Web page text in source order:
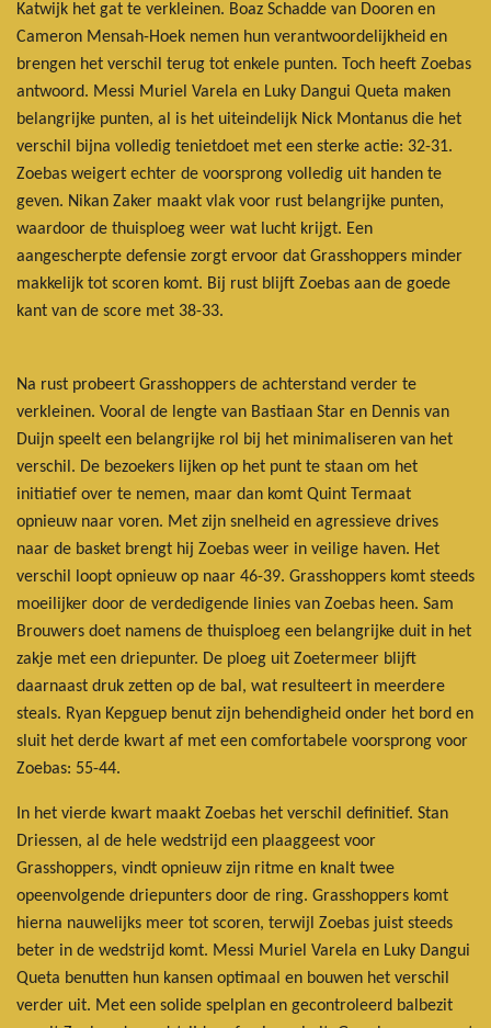
Katwijk het gat te verkleinen. Boaz Schadde van Dooren en
Cameron Mensah-Hoek nemen hun verantwoordelijkheid en
brengen het verschil terug tot enkele punten. Toch heeft Zoebas
antwoord. Messi Muriel Varela en Luky Dangui Queta maken
belangrijke punten, al is het uiteindelijk Nick Montanus die het
verschil bijna volledig tenietdoet met een sterke actie: 32-31.
Zoebas weigert echter de voorsprong volledig uit handen te
geven. Nikan Zaker maakt vlak voor rust belangrijke punten,
waardoor de thuisploeg weer wat lucht krijgt. Een
aangescherpte defensie zorgt ervoor dat Grasshoppers minder
makkelijk tot scoren komt. Bij rust blijft Zoebas aan de goede
kant van de score met 38-33.
Na rust probeert Grasshoppers de achterstand verder te
verkleinen. Vooral de lengte van Bastiaan Star en Dennis van
Duijn speelt een belangrijke rol bij het minimaliseren van het
verschil. De bezoekers lijken op het punt te staan om het
initiatief over te nemen, maar dan komt Quint Termaat
opnieuw naar voren. Met zijn snelheid en agressieve drives
naar de basket brengt hij Zoebas weer in veilige haven. Het
verschil loopt opnieuw op naar 46-39. Grasshoppers komt steeds
moeilijker door de verdedigende linies van Zoebas heen. Sam
Brouwers doet namens de thuisploeg een belangrijke duit in het
zakje met een driepunter. De ploeg uit Zoetermeer blijft
daarnaast druk zetten op de bal, wat resulteert in meerdere
steals. Ryan Kepguep benut zijn behendigheid onder het bord en
sluit het derde kwart af met een comfortabele voorsprong voor
Zoebas: 55-44.
In het vierde kwart maakt Zoebas het verschil definitief. Stan
Driessen, al de hele wedstrijd een plaaggeest voor
Grasshoppers, vindt opnieuw zijn ritme en knalt twee
opeenvolgende driepunters door de ring. Grasshoppers komt
hierna nauwelijks meer tot scoren, terwijl Zoebas juist steeds
beter in de wedstrijd komt. Messi Muriel Varela en Luky Dangui
Queta benutten hun kansen optimaal en bouwen het verschil
verder uit. Met een solide spelplan en gecontroleerd balbezit